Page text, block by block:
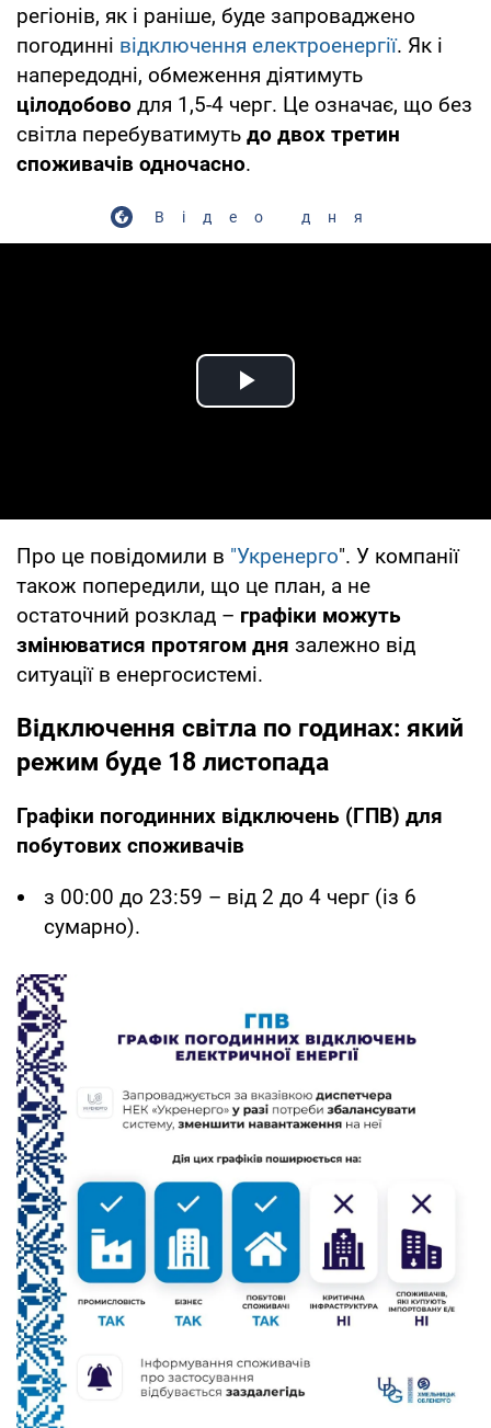
регіонів, як і раніше, буде запроваджено
погодинні відключення електроенергії. Як і
напередодні, обмеження діятимуть
цілодобово для 1,5-4 черг. Це означає, що без
світла перебуватимуть до двох третин
споживачів одночасно.
Відео дня
Play Video
Про це повідомили в "Укренерго". У компанії
також попередили, що це план, а не
остаточний розклад – графіки можуть
змінюватися протягом дня залежно від
ситуації в енергосистемі.
Відключення світла по годинах: який
режим буде 18 листопада
Графіки погодинних відключень (ГПВ) для
побутових споживачів
з 00:00 до 23:59 – від 2 до 4 черг (із 6
сумарно).